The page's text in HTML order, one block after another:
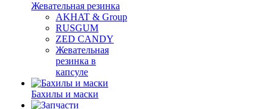
Жевательная резинка
AKHAT & Group
RUSGUM
ZED CANDY
Жевательная
резинка в
капсуле
Бахилы и маски